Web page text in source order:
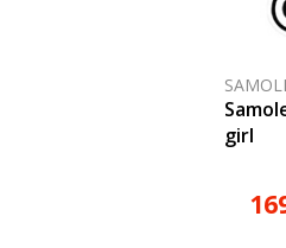
girl